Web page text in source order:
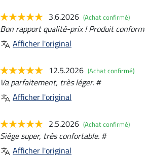
3.6.2026 (Achat confirmé)
Bon rapport qualité-prix ! Produit
Afficher l'original
12.5.2026 (Achat confirmé)
Va parfaitement, très léger. #
Afficher l'original
2.5.2026 (Achat confirmé)
Siège super, très confortable. #
Afficher l'original